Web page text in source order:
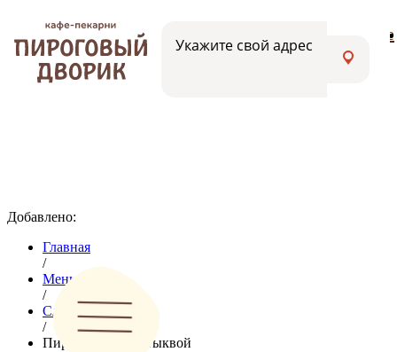
Меню Адреса кафе
Укажите свой адрес
Добавлено:
Главная
/
Меню
/
Сладкие пироги
/
Пирог с манго и тыквой